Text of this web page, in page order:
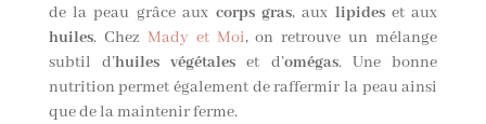
de la peau grâce aux corps gras, aux lipideset aux
huiles. Chez Mady et Moi,on retrouve un mélange
subtil d’huiles végétales et d’omégas. Une bonne
nutrition permet également de raffermir la peau ainsi
que de la maintenir ferme.